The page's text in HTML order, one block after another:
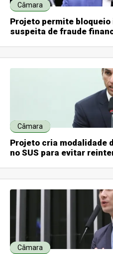
Câmara
Projeto permite bloqueio
suspeita de fraude
Câmara
Projeto cria modalidade
no SUS para evitar
Câmara